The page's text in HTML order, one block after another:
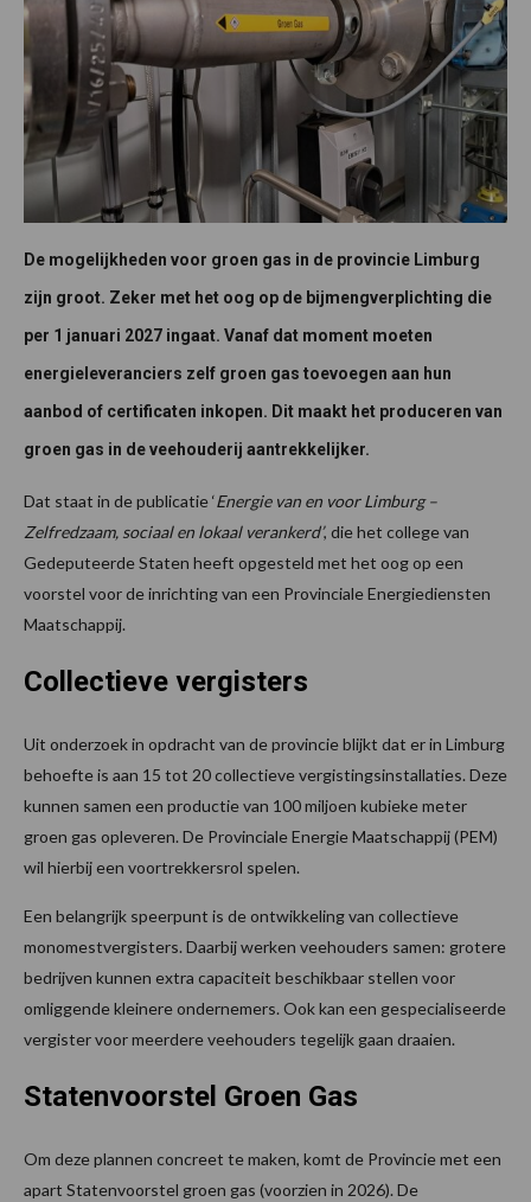
De mogelijkheden voor groen gas in de provincie Limburg
zijn groot. Zeker met het oog op de bijmengverplichting die
per 1 januari 2027 ingaat. Vanaf dat moment moeten
energieleveranciers zelf groen gas toevoegen aan hun
aanbod of certificaten inkopen. Dit maakt het produceren van
groen gas in de veehouderij aantrekkelijker.
Dat staat in de publicatie ‘Energie van en voor Limburg –
Zelfredzaam, sociaal en lokaal verankerd’, die het college van
Gedeputeerde Staten heeft opgesteld met het oog op een
voorstel voor de inrichting van een Provinciale Energiediensten
Maatschappij.
Collectieve vergisters
Uit onderzoek in opdracht van de provincie blijkt dat er in Limburg
behoefte is aan 15 tot 20 collectieve vergistingsinstallaties. Deze
kunnen samen een productie van 100 miljoen kubieke meter
groen gas opleveren. De Provinciale Energie Maatschappij (PEM)
wil hierbij een voortrekkersrol spelen.
Een belangrijk speerpunt is de ontwikkeling van collectieve
monomestvergisters. Daarbij werken veehouders samen: grotere
bedrijven kunnen extra capaciteit beschikbaar stellen voor
omliggende kleinere ondernemers. Ook kan een gespecialiseerde
vergister voor meerdere veehouders tegelijk gaan draaien.
Statenvoorstel Groen Gas
Om deze plannen concreet te maken, komt de Provincie met een
apart Statenvoorstel groen gas (voorzien in 2026). De